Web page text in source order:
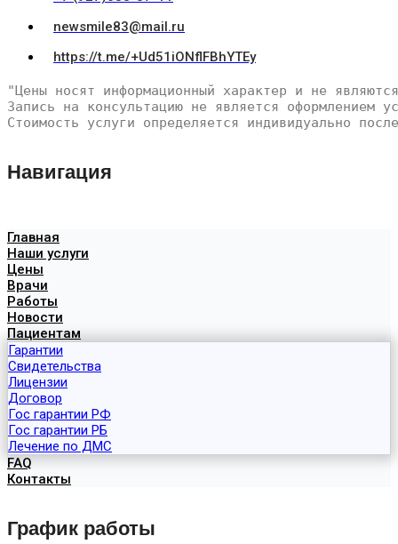
newsmile83@mail.ru
https://t.me/+Ud51iONflFBhYTEy
"Цены носят информационный характер и не
Запись на консультацию не является оформлением
Стоимость услуги определяется индивидуально
Навигация
Главная
Наши услуги
Цены
Врачи
Работы
Новости
Пациентам
Гарантии
Свидетельства
Лицензии
Договор
Гос гарантии РФ
Гос гарантии РБ
Лечение по ДМС
FAQ
Контакты
График работы